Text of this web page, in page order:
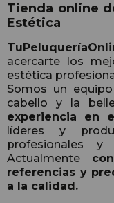
Tienda online
Estética
acercarte los
estética
Somos un
cabello y la
experiencia en
líderes y
profesionales
Actualmente
referencias y
a la calidad.